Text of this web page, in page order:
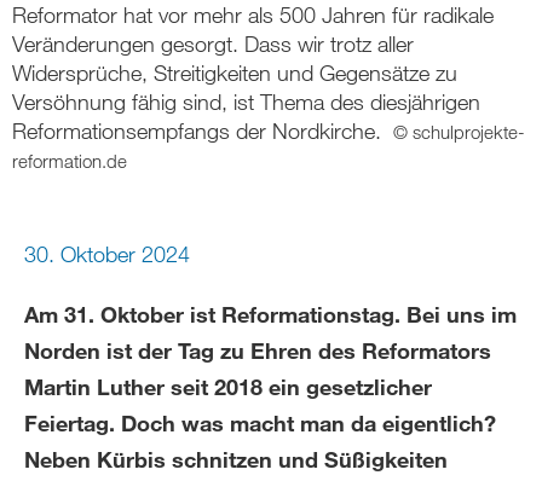
Reformator hat vor mehr als 500 Jahren für radikale
Veränderungen gesorgt. Dass wir trotz aller
Widersprüche, Streitigkeiten und Gegensätze zu
Versöhnung fähig sind, ist Thema des diesjährigen
Reformationsempfangs der Nordkirche.
© schulprojekte-
reformation.de
30. Oktober 2024
Am 31. Oktober ist Reformationstag. Bei uns im
Norden ist der Tag zu Ehren des Reformators
Martin Luther seit 2018 ein gesetzlicher
Feiertag. Doch was macht man da eigentlich?
Neben Kürbis schnitzen und Süßigkeiten